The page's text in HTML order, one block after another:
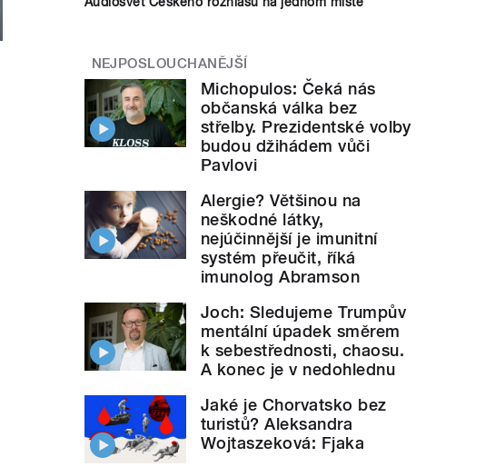
NEJPOSLOUCHANĚJŠÍ
Michopulos: Čeká nás
občanská válka bez
střelby. Prezidentské volby
budou džihádem vůči
Pavlovi
Alergie? Většinou na
neškodné látky,
nejúčinnější je imunitní
systém přeučit, říká
imunolog Abramson
Joch: Sledujeme Trumpův
mentální úpadek směrem
k sebestřednosti, chaosu.
A konec je v nedohlednu
Jaké je Chorvatsko bez
turistů? Aleksandra
Wojtaszeková: Fjaka